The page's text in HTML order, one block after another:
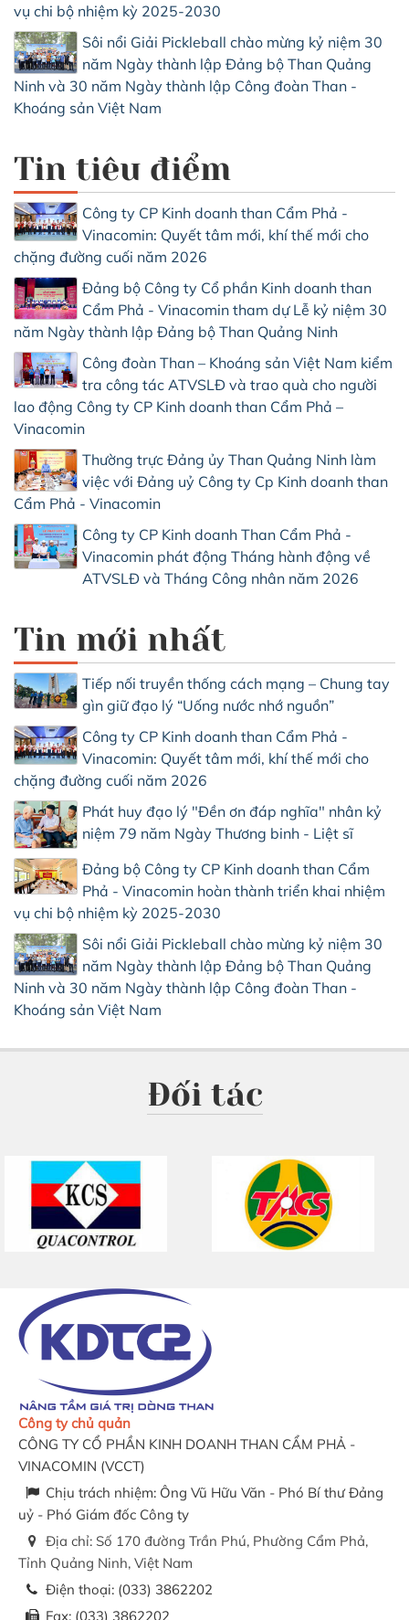
vụ chi bộ nhiệm kỳ 2025-2030
Sôi nổi Giải Pickleball chào mừng kỷ niệm 30
năm Ngày thành lập Đảng bộ Than Quảng
Ninh và 30 năm Ngày thành lập Công đoàn Than -
Khoáng sản Việt Nam
Tin tiêu điểm
Công ty CP Kinh doanh than Cẩm Phả -
Vinacomin: Quyết tâm mới, khí thế mới cho
chặng đường cuối năm 2026
Đảng bộ Công ty Cổ phần Kinh doanh than
Cẩm Phả - Vinacomin tham dự Lễ kỷ niệm 30
năm Ngày thành lập Đảng bộ Than Quảng Ninh
Công đoàn Than – Khoáng sản Việt Nam kiểm
tra công tác ATVSLĐ và trao quà cho người
lao động Công ty CP Kinh doanh than Cẩm Phả –
Vinacomin
Thường trực Đảng ủy Than Quảng Ninh làm
việc với Đảng uỷ Công ty Cp Kinh doanh than
Cẩm Phả - Vinacomin
Công ty CP Kinh doanh Than Cẩm Phả -
Vinacomin phát động Tháng hành động về
ATVSLĐ và Tháng Công nhân năm 2026
Tin mới nhất
Tiếp nối truyền thống cách mạng – Chung tay
gìn giữ đạo lý “Uống nước nhớ nguồn”
Công ty CP Kinh doanh than Cẩm Phả -
Vinacomin: Quyết tâm mới, khí thế mới cho
chặng đường cuối năm 2026
Phát huy đạo lý "Đền ơn đáp nghĩa" nhân kỷ
niệm 79 năm Ngày Thương binh - Liệt sĩ
Đảng bộ Công ty CP Kinh doanh than Cẩm
Phả - Vinacomin hoàn thành triển khai nhiệm
vụ chi bộ nhiệm kỳ 2025-2030
Sôi nổi Giải Pickleball chào mừng kỷ niệm 30
năm Ngày thành lập Đảng bộ Than Quảng
Ninh và 30 năm Ngày thành lập Công đoàn Than -
Khoáng sản Việt Nam
Đối tác
Công ty chủ quản
CÔNG TY CỔ PHẦN KINH DOANH THAN CẨM PHẢ -
VINACOMIN (VCCT)
Chịu trách nhiệm: Ông Vũ Hữu Văn - Phó Bí thư Đảng
uỷ - Phó Giám đốc Công ty
Địa chỉ: Số 170 đường Trần Phú, Phường Cẩm Phả,
Tỉnh Quảng Ninh, Việt Nam
Điện thoại: (033) 3862202
Fax: (033) 3862202